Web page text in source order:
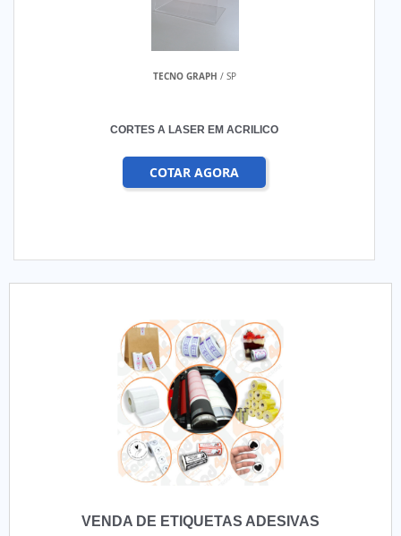
TECNO GRAPH / SP
CORTES A LASER EM ACRILICO
COTAR AGORA
VENDA DE ETIQUETAS ADESIVAS